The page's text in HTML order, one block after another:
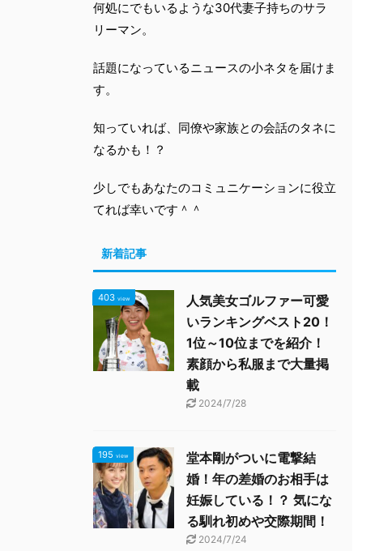
何処にでもいるような30代妻子持ちのサラ
リーマン。
話題になっているニュースの小ネタを届けま
す。
知っていれば、同僚や家族との会話のタネに
なるかも！？
少しでもあなたのコミュニケーションに役立
てれば幸いです＾＾
新着記事
403 view
人気美女ゴルファー可愛
いランキングベスト20！
1位～10位までを紹介！
素顔から私服まで大量掲
載
2024/7/28
195 view
堂本剛がついに電撃結
婚！年の差婚のお相手は
妊娠している！？ 気にな
る馴れ初めや交際期間！
2024/7/24